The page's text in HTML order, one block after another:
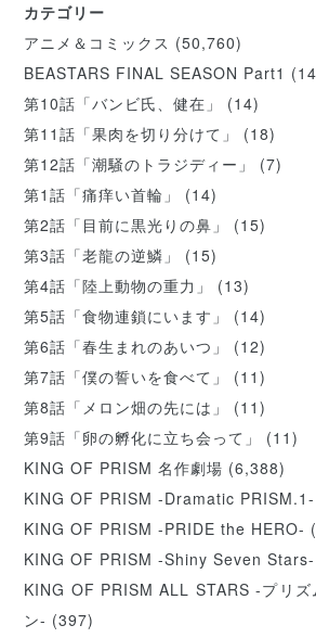
カテゴリー
アニメ＆コミックス (50,760)
BEASTARS FINAL SEASON Part1
第10話「バンビ氏、健在」
(14)
第11話「果肉を切り分けて」
(18)
第12話「潮騒のトラジディー」
(7)
第1話「痛痒い首輪」
(14)
第2話「目前に黒光りの鼻」
(15)
第3話「老龍の逆鱗」
(15)
第4話「陸上動物の重力」
(13)
第5話「食物連鎖にいます」
(14)
第6話「春生まれのあいつ」
(12)
第7話「僕の誓いを食べて」
(11)
第8話「メロン畑の先には」
(11)
第9話「卵の孵化に立ち会って」
(11)
KING OF PRISM 名作劇場 (6,388)
KING OF PRISM -Dramatic PRISM.1-
KING OF PRISM -PRIDE the HERO-
KING OF PRISM -Shiny Seven Stars-
KING OF PRISM ALL STARS -プリ
ン- (397)